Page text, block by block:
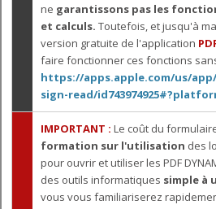
ne garantissons pas les
et calculs. Toutefois, et jusqu'à
version gratuite de l'application
faire fonctionner ces fonctions
https://apps.apple.com/us/
sign-read/
IMPORTANT : Le coût du
formation sur l'utilisation des
pour ouvrir et utiliser les PDF
des outils informatiques simple à
vous vous familiariserez